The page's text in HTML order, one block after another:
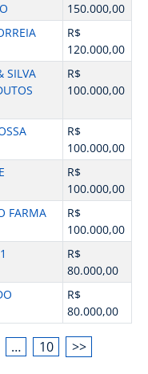
150.000,00
R$
120.000,00
SILVA
R$
100.000,00
R$
100.000,00
R$
100.000,00
FARMA
R$
100.000,00
R$
80.000,00
R$
80.000,00
… 10 >>